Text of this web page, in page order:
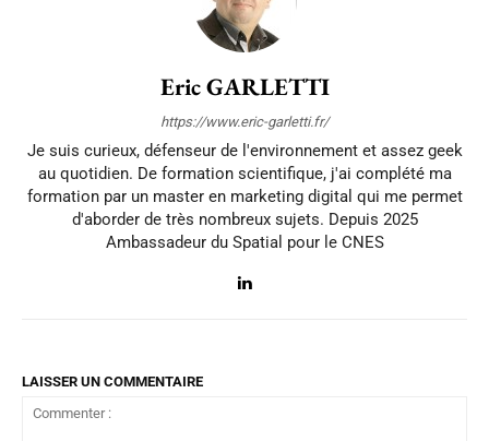
Eric GARLETTI
https://www.eric-garletti.fr/
Je suis curieux, défenseur de l'environnement et assez geek
au quotidien. De formation scientifique, j'ai complété ma
formation par un master en marketing digital qui me permet
d'aborder de très nombreux sujets. Depuis 2025
Ambassadeur du Spatial pour le CNES
LAISSER UN COMMENTAIRE